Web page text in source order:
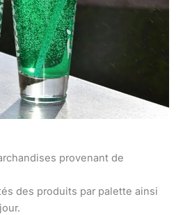
provenant de
des produits par palette ainsi